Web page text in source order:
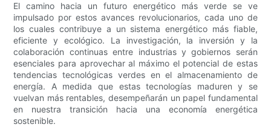
El camino hacia un futuro energético más verde se ve
impulsado por estos avances revolucionarios, cada uno de
los cuales contribuye a un sistema energético más fiable,
eficiente y ecológico. La investigación, la inversión y la
colaboración continuas entre industrias y gobiernos serán
esenciales para aprovechar al máximo el potencial de estas
tendencias tecnológicas verdes en el almacenamiento de
energía. A medida que estas tecnologías maduren y se
vuelvan más rentables, desempeñarán un papel fundamental
en nuestra transición hacia una economía energética
sostenible.